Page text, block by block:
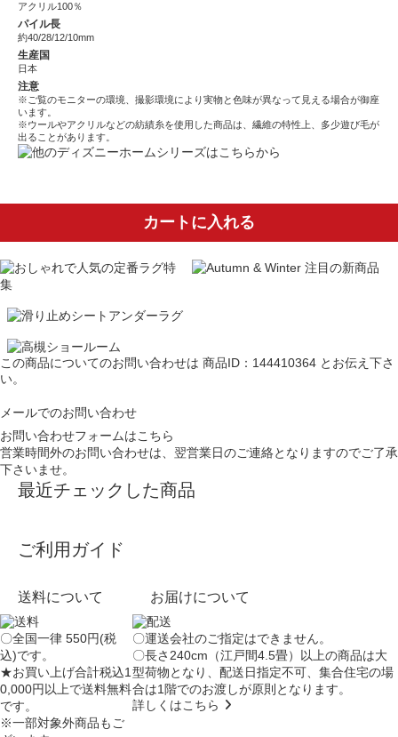
アクリル100％
パイル長
約40/28/12/10mm
生産国
日本
注意
※ご覧のモニターの環境、撮影環境により実物と色味が異なって見える場合が御座
います。
※ウールやアクリルなどの紡績糸を使用した商品は、繊維の特性上、多少遊び毛が
出ることがあります。
カートに入れる
この商品についてのお問い合わせは 商品ID：144410364 とお伝え下さ
い。
メールでのお問い合わせ
お問い合わせフォームはこちら
営業時間外のお問い合わせは、翌営業日のご連絡となりますのでご了承
下さいませ。
最近チェックした商品
ご利用ガイド
送料について
〇全国一律 550円(税
込)です。
★お買い上げ合計税込1
0,000円以上で送料無料
です。
※一部対象外商品もご
お届けについて
〇運送会社のご指定はできません。
〇長さ240cm（江戸間4.5畳）以上の商品は大
型荷物となり、配送日指定不可、集合住宅の場
合は1階でのお渡しが原則となります。
詳しくはこちら